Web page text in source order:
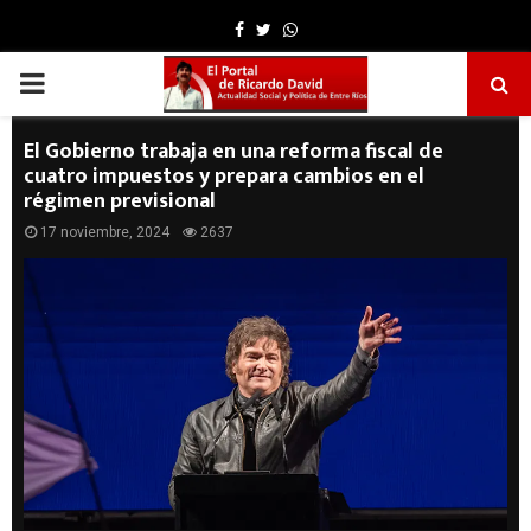
Facebook
TwitterWhatsapp
PRIMARY
MENU
El Gobierno trabaja en una reforma fiscal de
cuatro impuestos y prepara cambios en el
régimen previsional
17 noviembre, 2024 2637